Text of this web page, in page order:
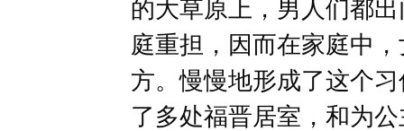
的大草原上，男人们都
庭重担，因而在家庭中
方。慢慢地形成了这个
了多处福晋居室，和为